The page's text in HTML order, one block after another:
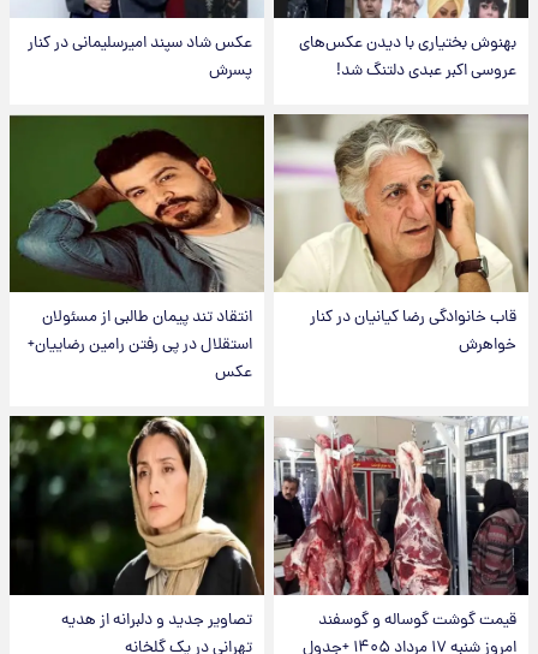
بهنوش بختیاری با دیدن عکس‌های
عروسی اکبر عبدی دلتنگ شد!
عکس شاد سپند امیرسلیمانی در کنار
پسرش
قاب خانوادگی رضا کیانیان در کنار
خواهرش
انتقاد تند پیمان طالبی از مسئولان
استقلال در پی رفتن رامین رضاییان+
عکس
قیمت گوشت گوساله و گوسفند
امروز شنبه ۱۷ مرداد ۱۴۰۵ +جدول
تصاویر جدید و دلبرانه از هدیه
تهرانی در یک گلخانه